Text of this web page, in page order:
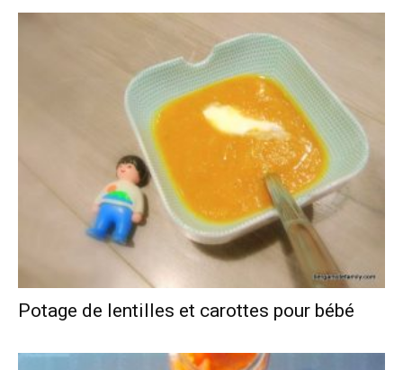
Potage de lentilles et carottes pour bébé